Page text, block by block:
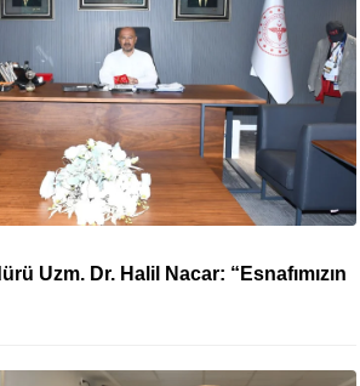
Uzm. Dr. Halil Nacar: “Esnafımızın